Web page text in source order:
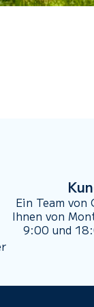
Ein Team
Ihnen von
9:00 und